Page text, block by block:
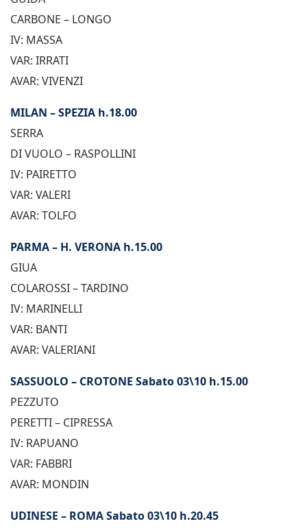
CARBONE – LONGO
IV: MASSA
VAR: IRRATI
AVAR: VIVENZI
MILAN – SPEZIA h.18.00
SERRA
DI VUOLO – RASPOLLINI
IV: PAIRETTO
VAR: VALERI
AVAR: TOLFO
PARMA – H. VERONA h.15.00
GIUA
COLAROSSI – TARDINO
IV: MARINELLI
VAR: BANTI
AVAR: VALERIANI
SASSUOLO – CROTONE Sabato 03\10 h.15.00
PEZZUTO
PERETTI – CIPRESSA
IV: RAPUANO
VAR: FABBRI
AVAR: MONDIN
UDINESE – ROMA Sabato 03\10 h.20.45